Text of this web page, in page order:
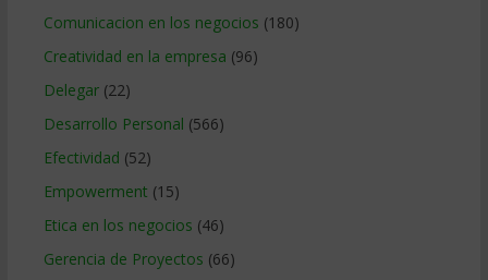
Comunicacion en los negocios (180)
Creatividad en la empresa (96)
Delegar(22)
Desarrollo Personal (566)
Efectividad (52)
Empowerment (15)
Etica en los negocios (46)
Gerencia de Proyectos (66)